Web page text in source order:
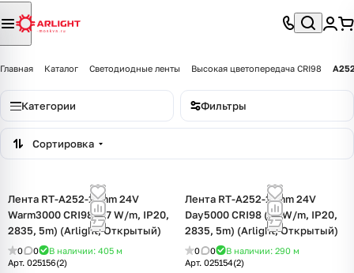
Главная Каталог Светодиодные ленты Высокая цветопередача CRI98
Категории Фильтры
Сортировка
Лента RT-A252-19mm 24V
Warm3000 CRI98 (27 W/m, IP20,
2835, 5m) (Arlight, Открытый)
0 0 В наличии: 405 м
Арт. 025156(2)
Лента RT-A252-19mm 24V
Day5000 CRI98 (27 W/m, IP20,
2835, 5m) (Arlight, Открытый)
0 0 В наличии: 290 м
Арт. 025154(2)